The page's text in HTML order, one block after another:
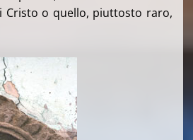
Cristo o quello, piuttosto raro,